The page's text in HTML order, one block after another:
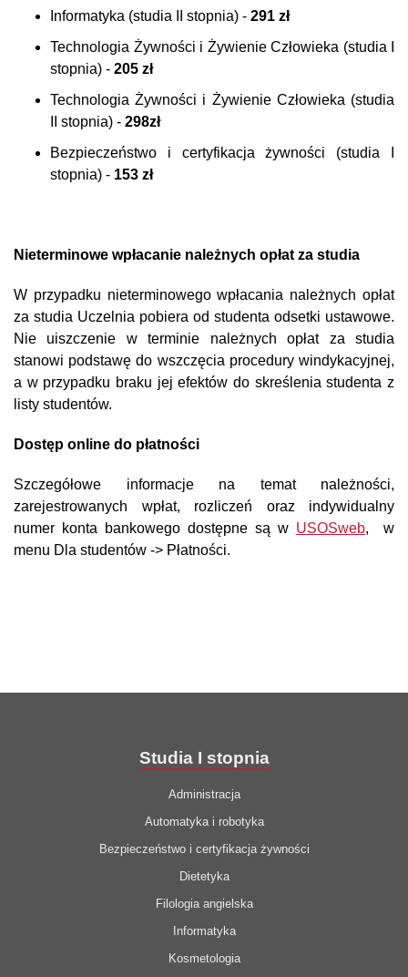
Informatyka (studia II stopnia) - 291 zł
Technologia Żywności i Żywienie Człowieka (studia I
stopnia) - 205 zł
Technologia Żywności i Żywienie Człowieka (studia
II stopnia) - 298zł
Bezpieczeństwo i certyfikacja żywności (studia I
stopnia) - 153 zł
Nieterminowe wpłacanie należnych opłat za studia
W przypadku nieterminowego wpłacania należnych opłat
za studia Uczelnia pobiera od studenta odsetki ustawowe.
Nie uiszczenie w terminie należnych opłat za studia
stanowi podstawę do wszczęcia procedury windykacyjnej,
a w przypadku braku jej efektów do skreślenia studenta z
listy studentów.
Dostęp online do płatności
Szczegółowe informacje na temat należności,
zarejestrowanych wpłat, rozliczeń oraz indywidualny
numer konta bankowego dostępne są w USOSweb, w
menu Dla studentów -> Płatności.
Studia I stopnia
Administracja
Automatyka i robotyka
Bezpieczeństwo i certyfikacja żywności
Dietetyka
Filologia angielska
Informatyka
Kosmetologia